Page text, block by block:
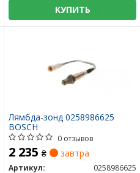
КУПИТЬ
Лямбда-зонд 0258986625
BOSCH
0 отзывов
2 235 ₴ завтра
Артикул:
0258986625